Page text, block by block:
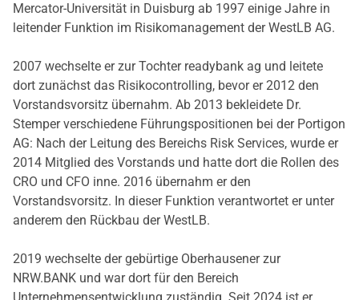
Mercator-Universität in Duisburg ab 1997 einige Jahre in
leitender Funktion im Risikomanagement der WestLB AG.
2007 wechselte er zur Tochter readybank ag und leitete
dort zunächst das Risikocontrolling, bevor er 2012 den
Vorstandsvorsitz übernahm. Ab 2013 bekleidete Dr.
Stemper verschiedene Führungspositionen bei der Portigon
AG: Nach der Leitung des Bereichs Risk Services, wurde er
2014 Mitglied des Vorstands und hatte dort die Rollen des
CRO und CFO inne. 2016 übernahm er den
Vorstandsvorsitz. In dieser Funktion verantwortet er unter
anderem den Rückbau der WestLB.
2019 wechselte der gebürtige Oberhausener zur
NRW.BANK und war dort für den Bereich